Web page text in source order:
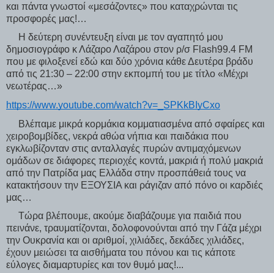
και πάντα γνωστοί «μεσάζοντες» που καταχρώνται τις
προσφορές μας!…
Η δεύτερη συνέντευξη είναι με τον αγαπητό μου
δημοσιογράφο κ Λάζαρο Λαζάρου στον ρ/σ Flash99.4 FM
που με φιλοξενεί εδώ και δύο χρόνια κάθε Δευτέρα βράδυ
από τις 21:30 – 22:00 στην εκπομπή του με τίτλο «Μέχρι
νεωτέρας…»
https://www.youtube.com/watch?v=_SPKkBIyCxo
Βλέπαμε μικρά κορμάκια κομματιασμένα από σφαίρες και
χειροβομβίδες, νεκρά αθώα νήπια και παιδάκια που
εγκλωβίζονταν στις ανταλλαγές πυρών αντιμαχόμενων
ομάδων σε διάφορες περιοχές κοντά, μακριά ή πολύ μακριά
από την Πατρίδα μας Ελλάδα στην προσπάθειά τους να
κατακτήσουν την ΕΞΟΥΣΙΑ και ράγιζαν από πόνο οι καρδιές
μας…
Τώρα βλέπουμε, ακούμε διαβάζουμε για παιδιά που
πεινάνε, τραυματίζονται, δολοφονούνται από την Γάζα μέχρι
την Ουκρανία και οι αριθμοί, χιλιάδες, δεκάδες χιλιάδες,
έχουν μειώσει τα αισθήματα του πόνου και τις κάποτε
εύλογες διαμαρτυρίες και τον θυμό μας!...